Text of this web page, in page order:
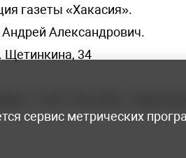
газеты «Хакасия».
Александрович.
Щетинкина, 34
сервис метрических